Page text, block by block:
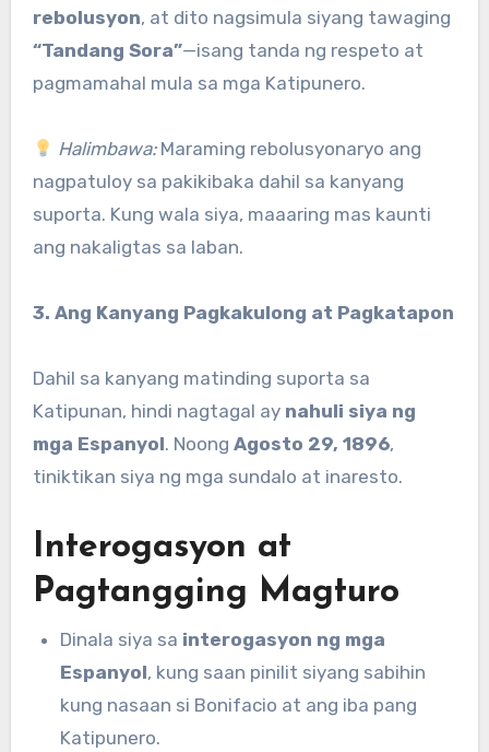
rebolusyon, at dito nagsimula siyang tawaging
“Tandang Sora”—isang tanda ng respeto at
pagmamahal mula sa mga Katipunero.
Halimbawa:Maraming rebolusyonaryo ang
nagpatuloy sa pakikibaka dahil sa kanyang
suporta. Kung wala siya, maaaring mas kaunti
ang nakaligtas sa laban.
3. Ang Kanyang Pagkakulong at Pagkatapon
Dahil sa kanyang matinding suporta sa
Katipunan, hindi nagtagal ay nahuli siya ng
mga Espanyol. Noong Agosto 29, 1896,
tiniktikan siya ng mga sundalo at inaresto.
Interogasyon at
Pagtangging Magturo
Dinala siya sa interogasyon ng mga
Espanyol, kung saan pinilit siyang sabihin
kung nasaan si Bonifacio at ang iba pang
Katipunero.